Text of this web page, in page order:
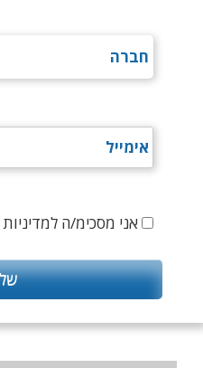
אני מסכימ/ה